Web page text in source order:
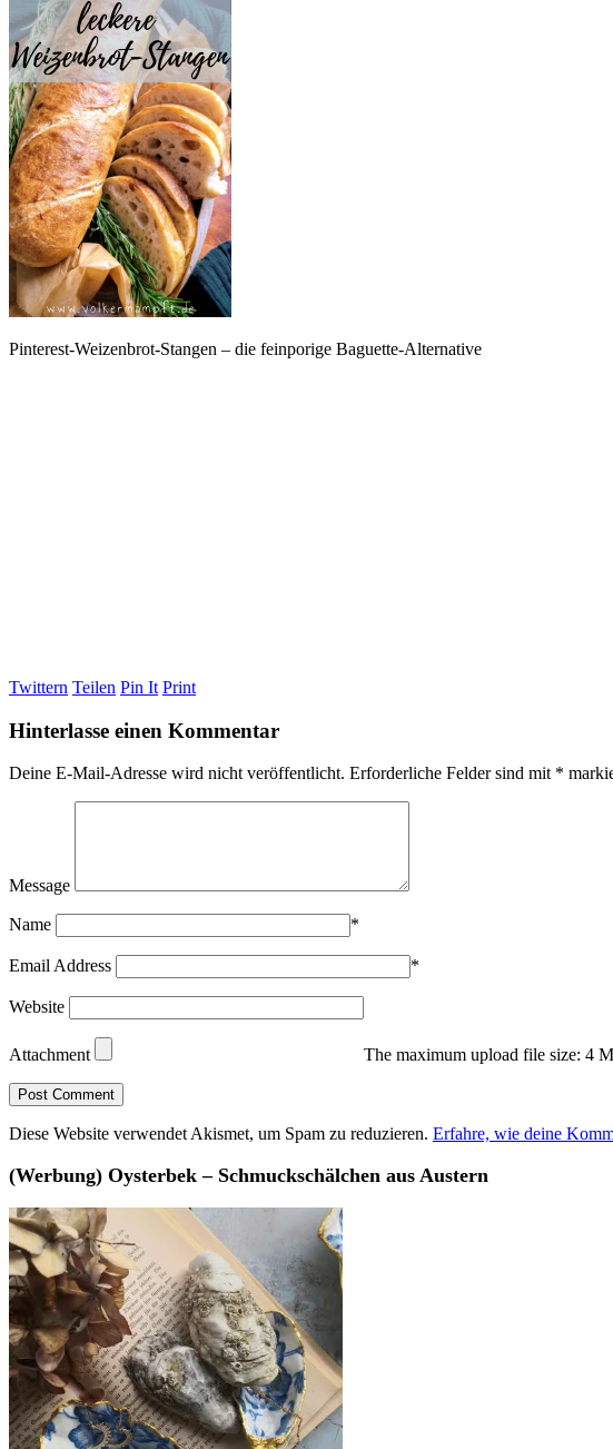
Pinterest-Weizenbrot-Stangen – die feinporige Baguette-Alternative
Twittern Teilen Pin It Print
Hinterlasse einen Kommentar
Deine E-Mail-Adresse wird nicht veröffentlicht. Erforderliche Felder sind mit *
Message
Name *
Email Address *
Website
Attachment The maximum upload file size: 4
Diese Website verwendet Akismet, um Spam zu reduzieren. Erfahre, wie deine
(Werbung) Oysterbek – Schmuckschälchen aus Austern